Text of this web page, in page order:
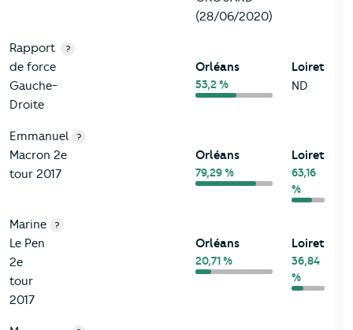
(28/06/2020)
Rapport
de force
Gauche-
Droite
?
Orléans
53,2 %
Loiret
ND
Emmanuel
Macron 2e
tour 2017
?
Orléans
79,29 %
Loiret
63,16
%
Marine
Le Pen
2e
tour
2017
?
Orléans
20,71 %
Loiret
36,84
%